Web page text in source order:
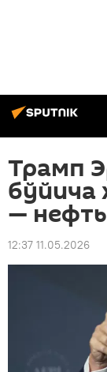
Трамп
бўйича
—
12:37 11.05.2026